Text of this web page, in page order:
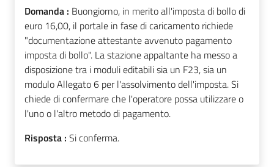
Domanda : Buongiorno, in merito all'imposta di bollo di
euro 16,00, il portale in fase di caricamento richiede
"documentazione attestante avvenuto pagamento
imposta di bollo". La stazione appaltante ha messo a
disposizione tra i moduli editabili sia un F23, sia un
modulo Allegato 6 per l'assolvimento dell'imposta. Si
chiede di confermare che l'operatore possa utilizzare o
l'uno o l'altro metodo di pagamento.
Risposta : Si conferma.